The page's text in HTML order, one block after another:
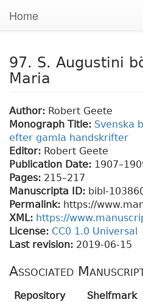
Home
97. S. Augustini
Maria
Author: Robert Geete
Monograph Title: Svenska
efter gamla handskrifter
Editor: Robert Geete
Publication Date:
Pages: 215–217
Manuscripta ID: bibl-
Permalink: https://
XML: https://
License: CC0 1.0 Universal
Last revision: 2019-06-15
Associated
Repository Shelfmark